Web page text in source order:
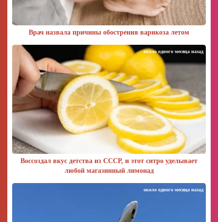
Врач назвала причины обострения варикоза летом
Воссоздал вкус детства из СССР, и этот ситро уделывает
любой магазинный лимонад
около одного месяца назад
около одного месяца назад